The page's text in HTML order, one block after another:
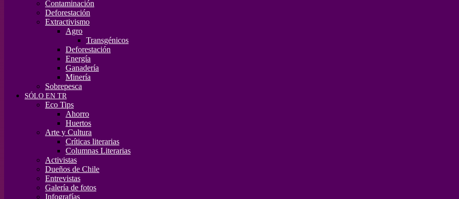
Contaminación
Deforestación
Extractivismo
Agro
Transgénicos
Deforestación
Energía
Ganadería
Minería
Sobrepesca
SÓLO EN TR
Eco Tips
Ahorro
Huertos
Arte y Cultura
Críticas literarias
Columnas Literarias
Activistas
Dueños de Chile
Entrevistas
Galería de fotos
Infografías